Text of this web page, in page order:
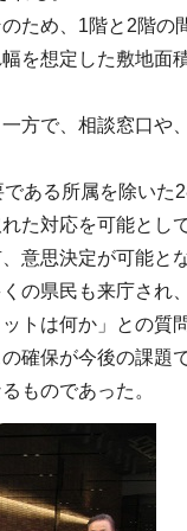
め、1階と2階の
を想定した敷地
で、相談窓口や
る所属を除いた
た対応を可能とし
思決定が可能と
の県民も来庁され
は何か」との質
確保が今後の課題
ものであった。